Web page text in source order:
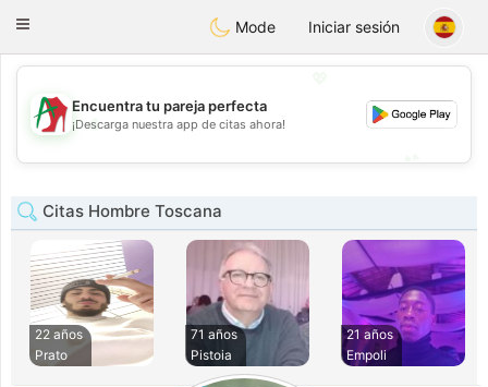
Amami Ora
Toggle
Mode Iniciar sesión
💖
💕
Encuentra tu pareja perfecta
¡Descarga nuestra app de citas ahora!
Citas Hombre Toscana
22 años
Prato
71 años
Pistoia
21 años
Empoli